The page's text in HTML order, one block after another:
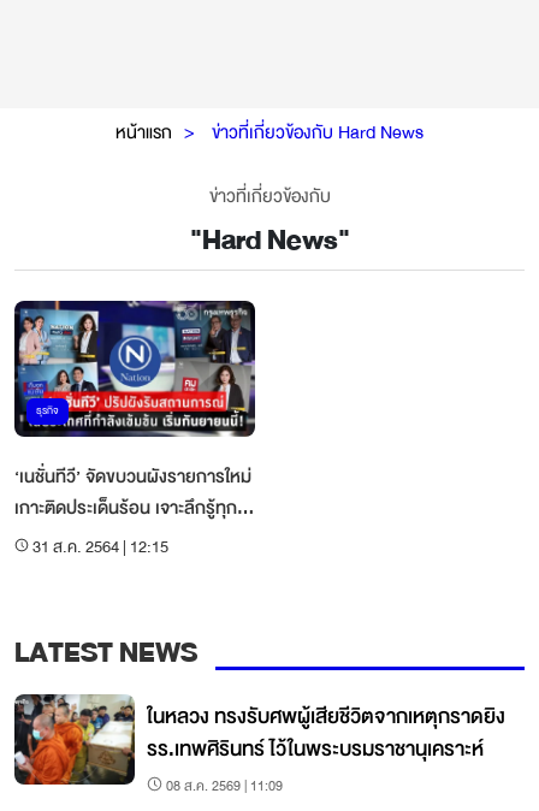
หน้าแรก ข่าวที่เกี่ยวข้องกับ Hard News
ข่าวที่เกี่ยวข้องกับ
"Hard News"
ธุรกิจ
‘เนชั่นทีวี’ จัดขบวนผังรายการใหม่
เกาะติดประเด็นร้อน เจาะลึกรู้ทุก
มิติ เริ่มกันยายนนี้!
31 ส.ค. 2564 | 12:15
LATEST NEWS
ในหลวง ทรงรับศพผู้เสียชีวิตจากเหตุกราดยิง
รร.เทพศิรินทร์ ไว้ในพระบรมราชานุเคราะห์
08 ส.ค. 2569 | 11:09